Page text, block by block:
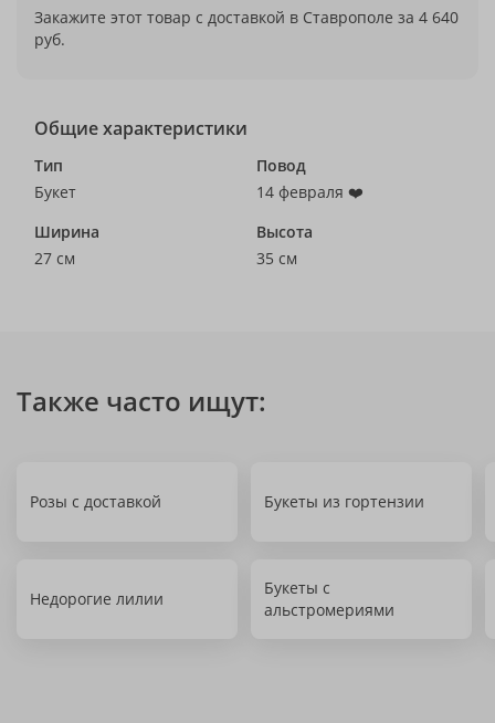
Закажите этот товар с доставкой в Ставрополе за 4 640
руб.
Общие характеристики
Тип
Букет
Повод
14 февраля ❤️
Ширина
27 см
Высота
35 см
Также часто ищут:
Розы с доставкой Букеты из гортензии
Недорогие лилии
Букеты с
альстромериями